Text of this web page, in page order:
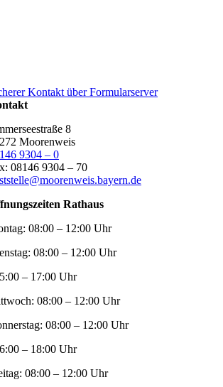
Kontakt über Formularserver
8
Moorenweis
9304 – 0
08146 9304 – 70
Rathaus
08:00 – 12:00 Uhr
08:00 – 12:00 Uhr
– 17:00 Uhr
08:00 – 12:00 Uhr
08:00 – 12:00 Uhr
– 18:00 Uhr
08:00 – 12:00 Uhr